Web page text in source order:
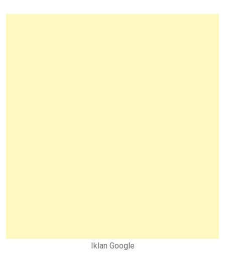
Iklan Google